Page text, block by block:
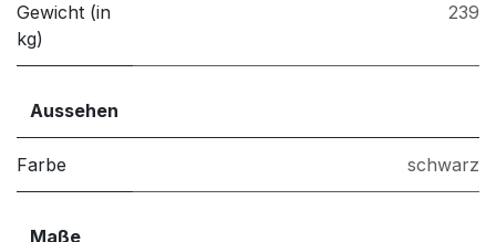
Gewicht (in
kg)
239
Aussehen
Farbe schwarz
Maße